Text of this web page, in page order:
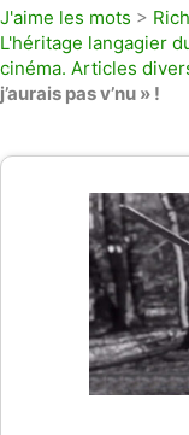
J'aime les mots >
L'héritage langagier
cinéma. Articles
j’aurais pas v’nu » !